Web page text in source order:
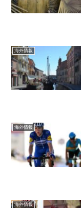
海外情報
海外情報
海外情報